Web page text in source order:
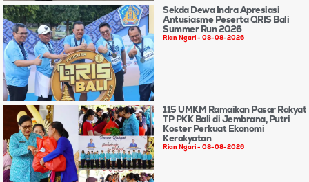
Sekda Dewa Indra Apresiasi
Antusiasme Peserta QRIS Bali
Summer Run 2026
Rian Ngari 08-08-2026
115 UMKM Ramaikan Pasar Rakyat
TP PKK Bali di Jembrana, Putri
Koster Perkuat Ekonomi
Kerakyatan
Rian Ngari 08-08-2026